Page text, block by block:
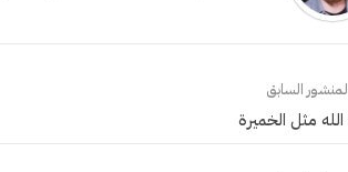
السابق
مثل الخميرة